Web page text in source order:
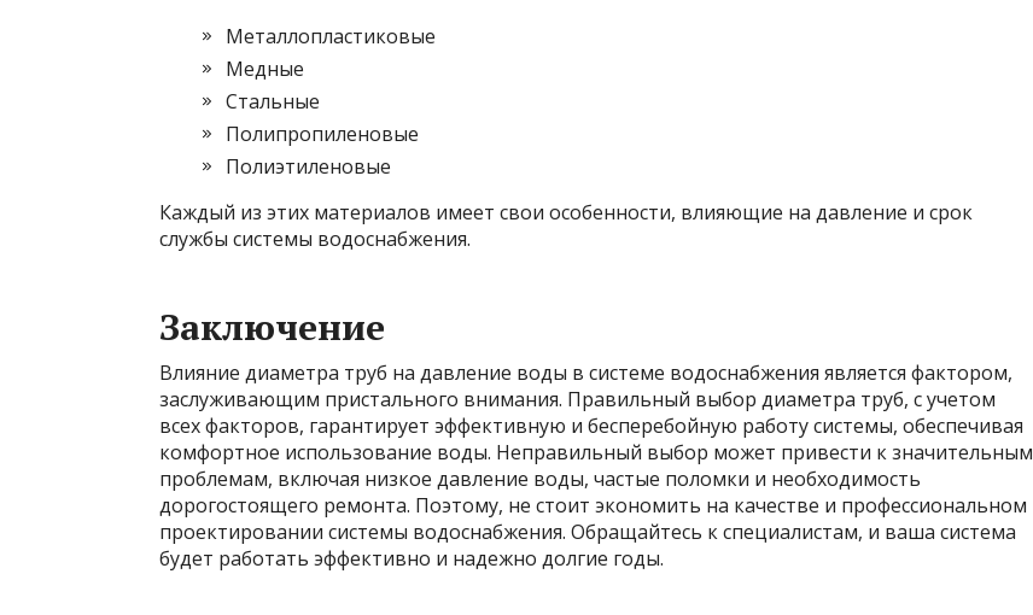
Металлопластиковые
Медные
Стальные
Полипропиленовые
Полиэтиленовые
Каждый из этих материалов имеет свои особенности, влияющие на давление и срок
службы системы водоснабжения.
Заключение
Влияние диаметра труб на давление воды в системе водоснабжения является фактором,
заслуживающим пристального внимания. Правильный выбор диаметра труб, с учетом
всех факторов, гарантирует эффективную и бесперебойную работу системы, обеспечивая
комфортное использование воды. Неправильный выбор может привести к значительным
проблемам, включая низкое давление воды, частые поломки и необходимость
дорогостоящего ремонта. Поэтому, не стоит экономить на качестве и профессиональном
проектировании системы водоснабжения. Обращайтесь к специалистам, и ваша система
будет работать эффективно и надежно долгие годы.